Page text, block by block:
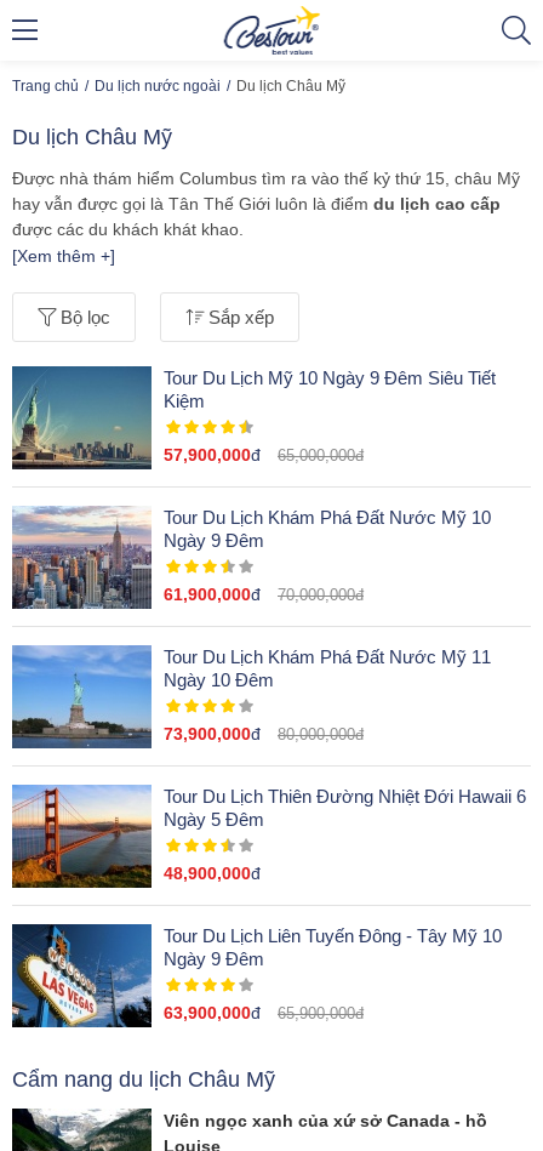
Trang chủ Du lịch nước ngoài Du lịch Châu Mỹ
Du lịch Châu Mỹ
Được nhà thám hiểm Columbus tìm ra vào thế kỷ thứ 15, châu Mỹ
hay vẫn được gọi là Tân Thế Giới luôn là điểm du lịch cao cấp
được các du khách khát khao.
trọng, ẩm thực bốn phương phong phú, nền văn hóa đang dạng,...
là những gì du khách sẽ được khám phá trong
Đồng hành cùng BesTour sẽ giúp du khách có một
trọn vẹn với những hành trình du ngoạn độc đáo, thú vị vượt xa cả
mong đợi.
[Xem thêm +]
Bộ lọc Sắp xếp
Tour Du Lịch Mỹ 10 Ngày 9 Đêm Siêu Tiết
Kiệm
57,900,000đ 65,000,000đ
Tour Du Lịch Khám Phá Đất Nước Mỹ 10
Ngày 9 Đêm
61,900,000đ 70,000,000đ
Tour Du Lịch Khám Phá Đất Nước Mỹ 11
Ngày 10 Đêm
73,900,000đ 80,000,000đ
Tour Du Lịch Thiên Đường Nhiệt Đới Hawaii 6
Ngày 5 Đêm
48,900,000đ
Tour Du Lịch Liên Tuyến Đông - Tây Mỹ 10
Ngày 9 Đêm
63,900,000đ 65,900,000đ
Cẩm nang du lịch Châu Mỹ
Viên ngọc xanh của xứ sở Canada - hồ
Louise